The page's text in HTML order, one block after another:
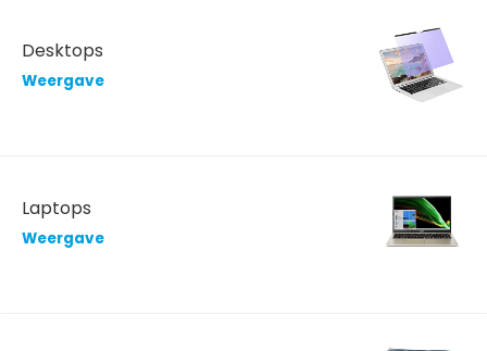
Desktops
Weergave
Laptops
Weergave